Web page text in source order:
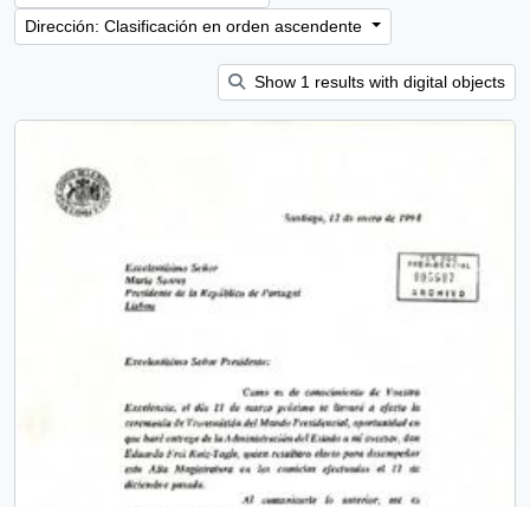
Dirección: Clasificación en orden ascendente
Show 1 results with digital objects